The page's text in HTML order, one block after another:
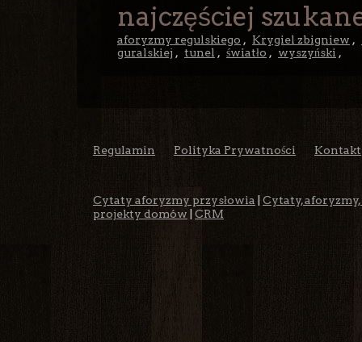
najczęściej
aforyzmy regulskiego , Krygiel zbigniew ,
guralskiej , tunel , światło , wyszyński ,
Regulamin Polityka Prywatności Kontakt
Cytaty aforyzmy przysłowia
Cytaty,
projekty domów
CRM